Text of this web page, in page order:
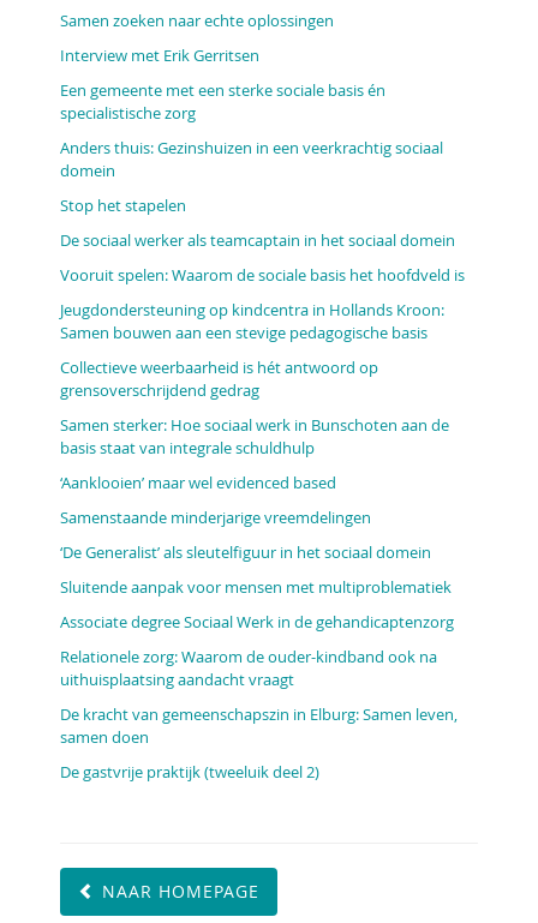
Samen zoeken naar echte oplossingen
Interview met Erik Gerritsen
Een gemeente met een sterke sociale basis én
specialistische zorg
Anders thuis: Gezinshuizen in een veerkrachtig sociaal
domein
Stop het stapelen
De sociaal werker als teamcaptain in het sociaal domein
Vooruit spelen: Waarom de sociale basis het hoofdveld is
Jeugdondersteuning op kindcentra in Hollands Kroon:
Samen bouwen aan een stevige pedagogische basis
Collectieve weerbaarheid is hét antwoord op
grensoverschrijdend gedrag
Samen sterker: Hoe sociaal werk in Bunschoten aan de
basis staat van integrale schuldhulp
‘Aanklooien’ maar wel evidenced based
Samenstaande minderjarige vreemdelingen
‘De Generalist’ als sleutelfiguur in het sociaal domein
Sluitende aanpak voor mensen met multiproblematiek
Associate degree Sociaal Werk in de gehandicaptenzorg
Relationele zorg: Waarom de ouder-kindband ook na
uithuisplaatsing aandacht vraagt
De kracht van gemeenschapszin in Elburg: Samen leven,
samen doen
De gastvrije praktijk (tweeluik deel 2)
NAAR HOMEPAGE